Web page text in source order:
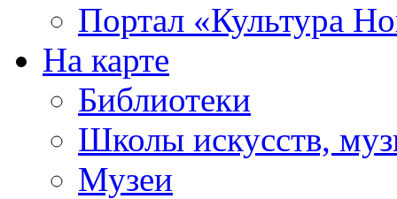
Портал «Культура
На карте
Библиотеки
Школы искусств,
Музеи